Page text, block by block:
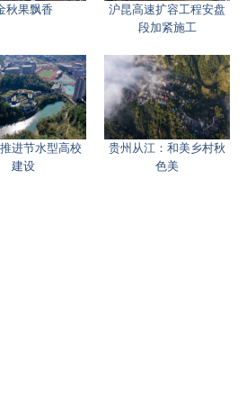
秋果飘香
沪昆高速扩容工程安盘
段加紧施工
进节水型高校
建设
贵州从江：和美乡村秋
色美